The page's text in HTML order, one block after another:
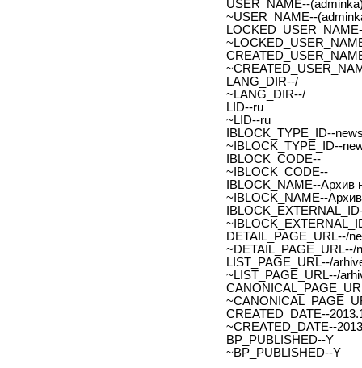
USER_NAME--
~USER_NAME--
LANG_DIR--/
~LANG_DIR--/
LID--ru
~LID--ru
IBLOCK_TYPE_ID--
~IBLOCK_TYPE_ID--
IBLOCK_CODE--
~IBLOCK_CODE--
IBLOCK_NAME--Архив
~IBLOCK_NAME--
DETAIL_PAGE_URL--/
~DETAIL_PAGE_URL--/
LIST_PAGE_URL--/
~LIST_PAGE_URL--/
CREATED_DATE--
~CREATED_DATE--
BP_PUBLISHED--Y
~BP_PUBLISHED--Y